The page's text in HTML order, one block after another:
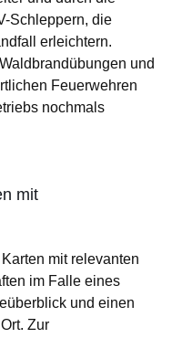
Schleppern, die
erleichtern.
und
Feuerwehren
nochmals
mit
mit relevanten
im Falle eines
und einen
Zur